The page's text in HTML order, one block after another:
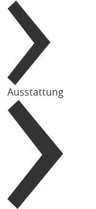
Ausstattung